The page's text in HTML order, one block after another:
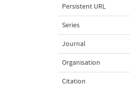
Persistent URL
Series
Journal
Organisation
Citation